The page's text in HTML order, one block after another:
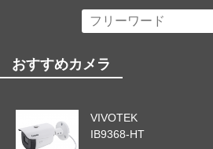
おすすめカメラ
VIVOTEK
IB9368-HT